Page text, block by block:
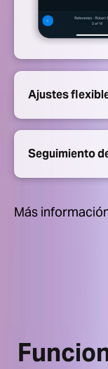
Ajustes
Seguimiento
Más